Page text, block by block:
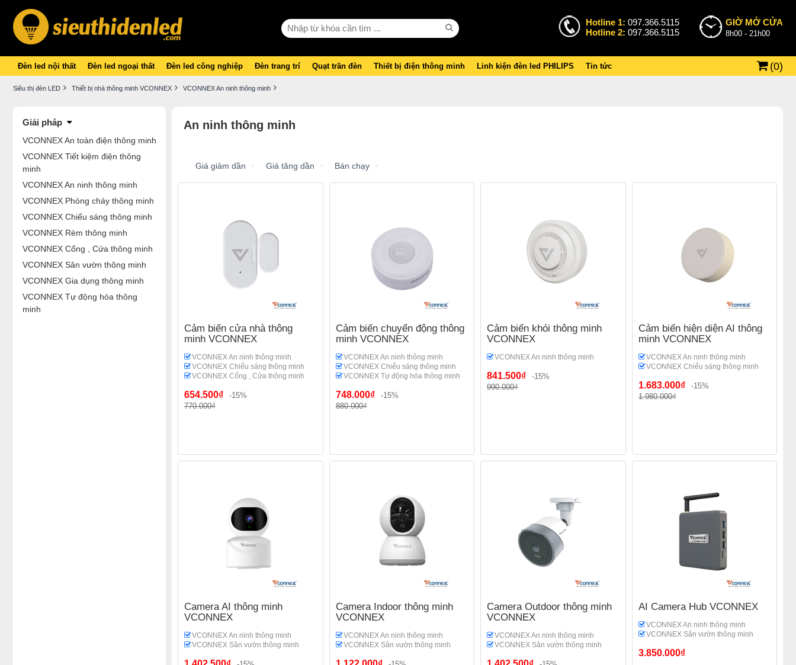
Hotline 1: 097.366.5115
Hotline 2: 097.366.5115
GIỜ MỞ CỬA
8h00 - 21h00
Đèn led nội thất Đèn led ngoại thất Đèn led công nghiệp Đèn trang trí Quạt trần đèn Thiết bị điện thông minh Linh kiện đèn led PHILIPS Tin tức (0)
Siêu thị đèn LED Thiết bị nhà thông minh VCONNEX VCONNEX An ninh thông minh
Giải pháp
VCONNEX An toàn điện thông minh
VCONNEX Tiết kiệm điện thông
minh
VCONNEX An ninh thông minh
VCONNEX Phòng cháy thông minh
VCONNEX Chiếu sáng thông minh
VCONNEX Rèm thông minh
VCONNEX Cổng , Cửa thông minh
VCONNEX Sân vườn thông minh
VCONNEX Gia dụng thông minh
VCONNEX Tự động hóa thông
minh
An ninh thông minh
Giá giảm dần Giá tăng dần Bán chạy
Cảm biến cửa nhà thông
minh VCONNEX
VCONNEX An ninh thông minh
VCONNEX Chiếu sáng thông minh
VCONNEX Cổng , Cửa thông minh
654.500₫
-15%
770.000₫
Cảm biến chuyển động thông
minh VCONNEX
VCONNEX An ninh thông minh
VCONNEX Chiếu sáng thông minh
VCONNEX Tự động hóa thông minh
748.000₫
-15%
880.000₫
Cảm biến khói thông minh
VCONNEX
VCONNEX An ninh thông minh
841.500₫
-15%
990.000₫
Cảm biến hiện diện AI thông
minh VCONNEX
VCONNEX An ninh thông minh
VCONNEX Chiếu sáng thông minh
1.683.000₫
-15%
1.980.000₫
Camera AI thông minh
VCONNEX
VCONNEX An ninh thông minh
VCONNEX Sân vườn thông minh
Camera Indoor thông minh
VCONNEX
VCONNEX An ninh thông minh
VCONNEX Sân vườn thông minh
Camera Outdoor thông minh
VCONNEX
VCONNEX An ninh thông minh
VCONNEX Sân vườn thông minh
AI Camera Hub VCONNEX
VCONNEX An ninh thông minh
VCONNEX Sân vườn thông minh
3.850.000₫